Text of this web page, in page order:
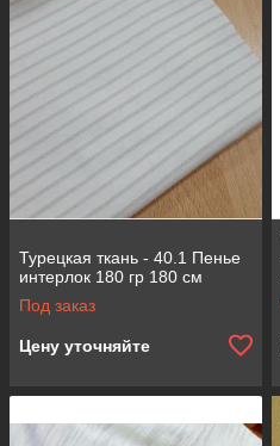
Турецкая ткань - 40.1 Пенье
интерлок 180 гр 180 см
Под заказ
Цену уточняйте